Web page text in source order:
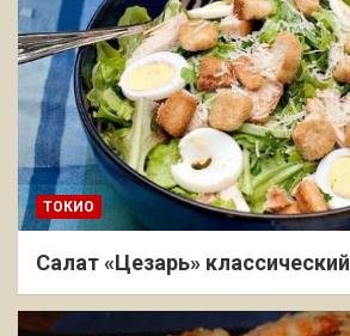
ТОКИО
Салат «Цезарь» классический